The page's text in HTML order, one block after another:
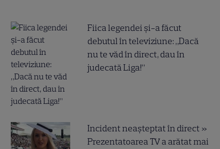
Fiica legendei și-a făcut
debutul în televiziune: „Dacă
nu te văd în direct, dau în
judecată Liga!”
Incident neașteptat în direct »
Prezentatoarea TV a arătat mai